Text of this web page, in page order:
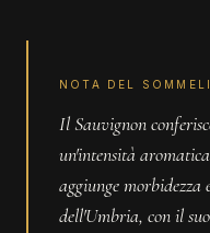
NOTA DEL
Il Sauvignon
un'intensità
aggiunge morbidezza
dell'Umbria, con il